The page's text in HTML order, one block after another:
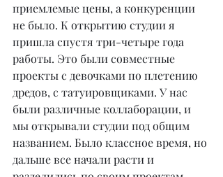
приемлемые цены, а конкуренции
не было. К открытию студии я
пришла спустя три-четыре года
работы. Это были совместные
проекты с девочками по плетению
дредов, с татуировщиками. У нас
были различные коллаборации, и
мы открывали студии под общим
названием. Было классное время, но
дальше все начали расти и